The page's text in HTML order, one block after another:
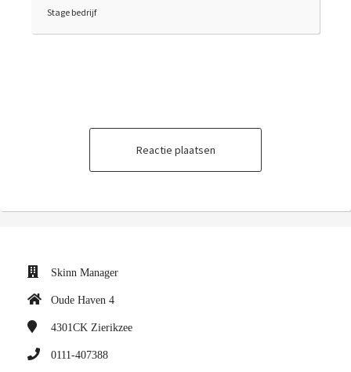
Stage bedrijf
Reactie plaatsen
Skinn Manager
Oude Haven 4
4301CK Zierikzee
0111-407388